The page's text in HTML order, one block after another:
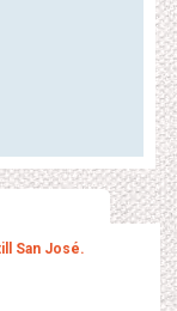
San José.